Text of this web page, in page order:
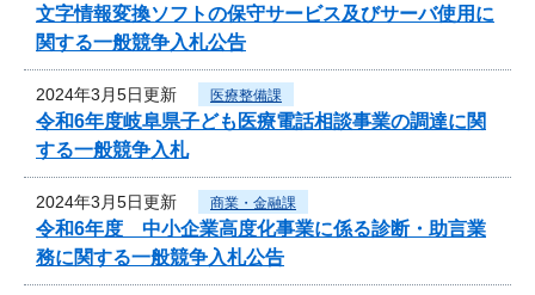
文字情報変換ソフトの保守サービス及びサーバ使用に
関する一般競争入札公告
2024年3月5日更新 医療整備課
令和6年度岐阜県子ども医療電話相談事業の調達に関
する一般競争入札
2024年3月5日更新 商業・金融課
令和6年度 中小企業高度化事業に係る診断・助言業
務に関する一般競争入札公告